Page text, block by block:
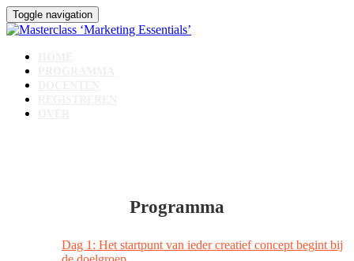
Toggle navigation
Programma
Dag 1: Het startpunt van ieder creatief concept begint bij